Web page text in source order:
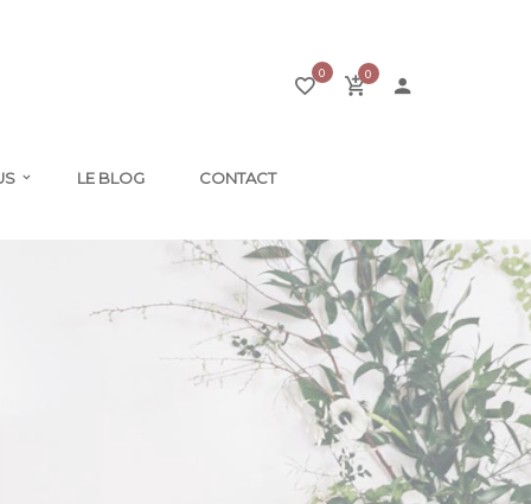
0 0
LE BLOG CONTACT